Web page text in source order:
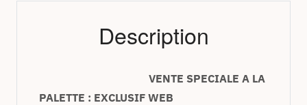
Description
VENTE SPECIALE A LA
PALETTE : EXCLUSIF WEB